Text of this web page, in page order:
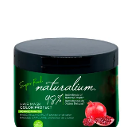
Angebote
Outlet
medizin
Klinische
Nachricht
Angebote
Traditionelle
chinesische
medizin